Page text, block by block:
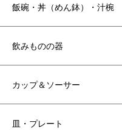
飯碗・丼（めん鉢）・汁椀
飲みものの器
カップ＆ソーサー
皿・プレート